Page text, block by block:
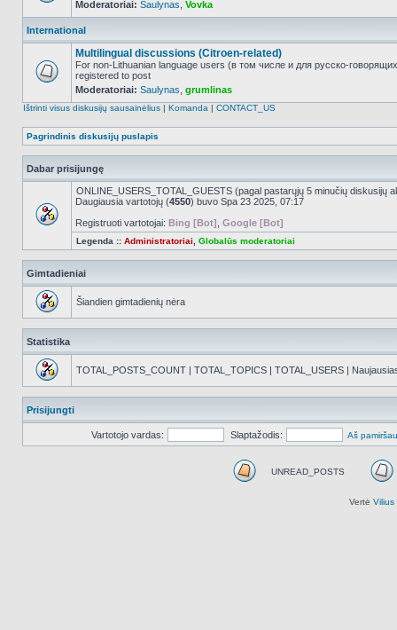
NO_UNREAD_POSTS
Moderatoriai: Saulynas Vovka
International
NO_UNREAD_POSTS
Multilingual discussions (Citroen-related)
For non-Lithuanian language users (в том числе и для русско-
registered to post
Moderatoriai: Saulynas grumlinas
Ištrinti visus diskusijų sausainėlius | Komanda | CONTACT_US
Pagrindinis diskusijų puslapis
Dabar prisijungę
ONLINE_USERS_TOTAL_GUESTS (pagal pastarųjų 5 minučių diskusijų
Daugiausia vartotojų (4550) buvo Spa 23 2025, 07:17
Registruoti vartotojai: Bing [Bot] Google [Bot]
Legenda :: Administratoriai Globalūs moderatoriai
Gimtadieniai
Šiandien gimtadienių nėra
Statistika
TOTAL_POSTS_COUNT | TOTAL_TOPICS | TOTAL_USERS |
Prisijungti
Vartotojo vardas: Slaptažodis: Aš
UNREAD_POSTS
Vertė Vilius